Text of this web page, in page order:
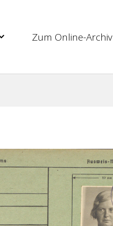
Zum Online-Archiv